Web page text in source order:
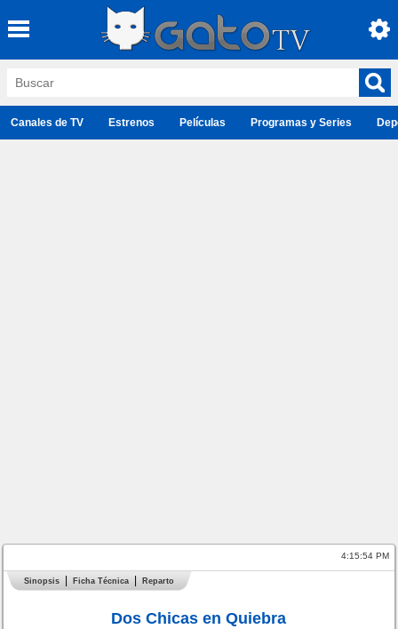
Canales de TV Estrenos Películas Programas y Series
4:15:54 PM
Sinopsis Ficha Técnica Reparto
Dos Chicas en Quiebra